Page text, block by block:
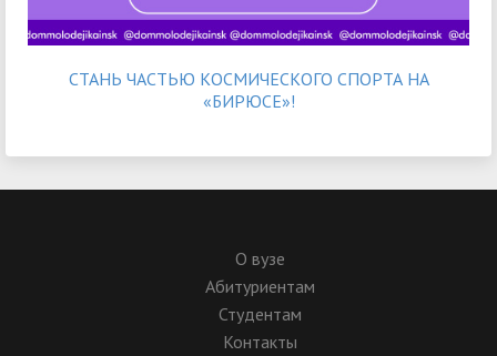
СТАНЬ ЧАСТЬЮ КОСМИЧЕСКОГО СПОРТА НА
«БИРЮСЕ»!
О вузе
Абитуриентам
Студентам
Контакты